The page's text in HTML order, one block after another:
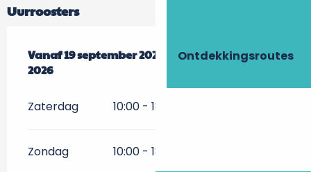
Ontdekkingsroutes
Uurroosters
Vanaf19 september 2026 tot20 september 2026
Vanaf19 september 2026 tot20 september
2026
Zaterdag 10:00 - 18:00
Zondag 10:00 - 18:00